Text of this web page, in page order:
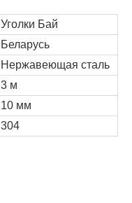
Уголки Бай
Беларусь
Нержавеющая сталь
3 м
10 мм
304